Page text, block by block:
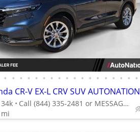
• • • • • • • • • • • • • • • • • •
CR-V EX-L CRV SUV AUTONATION
34k
mi
Call (844) 335-2481 or MESSAGE/CHAT to confirm availability